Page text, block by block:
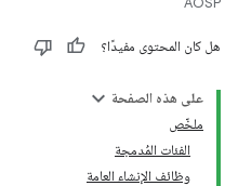
هل كان المحتوى مفيدًا؟
على هذه الصفحة
ملخّص
الفئات المُدمجة
وظائف الإنشاء العامة